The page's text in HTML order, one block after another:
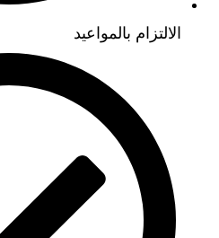
الالتزام بالمواعيد